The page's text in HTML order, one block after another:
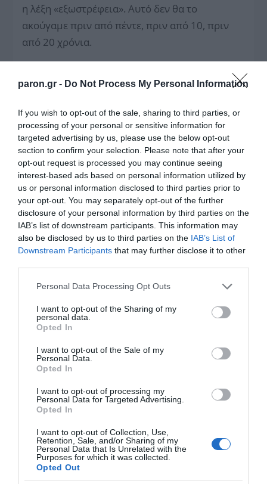
paron.gr - Do Not Process My Personal Information
If you wish to opt-out of the sale, sharing to third parties, or
processing of your personal or sensitive information for
targeted advertising by us, please use the below opt-out
section to confirm your selection. Please note that after your
opt-out request is processed you may continue seeing
interest-based ads based on personal information utilized by
us or personal information disclosed to third parties prior to
your opt-out. You may separately opt-out of the further
disclosure of your personal information by third parties on the
IAB’s list of downstream participants. This information may
also be disclosed by us to third parties on the IAB’s List of
Downstream Participants that may further disclose it to other
Please note that this website/app uses one or more Google
not limited to your visit or usage behaviour. You may click to
grant or deny consent to Google and its third-party tags to
use your data for below specified purposes in below Google
consent section.
Personal Data Processing Opt Outs
I want to opt-out of the Sharing of my
personal data.
Opted In
I want to opt-out of the Sale of my
Personal Data.
Opted In
I want to opt-out of processing my
Personal Data for Targeted Advertising.
Opted In
I want to opt-out of Collection, Use,
Retention, Sale, and/or Sharing of my
Personal Data that Is Unrelated with the
Purposes for which it was collected.
Opted Out
η λέξη «εξωστρέφεια». Αυτό δεν θα το
ακούγαμε πριν από πέντε, πριν από 10, πριν
από 20 χρόνια.
κρατικά Ανώτατα Εκπαιδευτικά Ιδρύματα, τα
πατρίδα μας, όπως αυτό που βρισκόμαστε
σήμερα, το Πανεπιστήμιο Λευκωσίας, με
προγράμματα τα οποία ξέρουμε ότι ανήκουν σε
περιοχές υψηλής ζήτησης: ιατρική,
φαρμακευτική, νομική, διοίκηση επιχειρήσεων.
Και βέβαια, η προοπτική είναι ο αριθμός των
ιδρυμάτων αυτών να αυξηθεί σημαντικά, να
ξεπεράσει ενδεχομένως τα 10, αφού οι δράσεις
τους εγκριθούν από την αρμόδια Εθνική Αρχή
μας και αυτό ισχύει. Και στην περίπτωση της
εκπαίδευσης, όμως, η κατεύθυνση της
κυβέρνησης από την πρώτη στιγμή ήταν
σαφής: δεν μπορεί να γίνει καμία απολύτως
οποία έχουν τεθεί και τα οποία ισχύουν για τα
μη κρατικά πανεπιστήμια.
Απόδειξη αυτού είναι ότι πολλές αιτήσεις οι
οποίες κατατέθηκαν απορρίφθηκαν, κάποιες
επανακατατέθηκαν -και αυτή ήταν πάντα η ευχή